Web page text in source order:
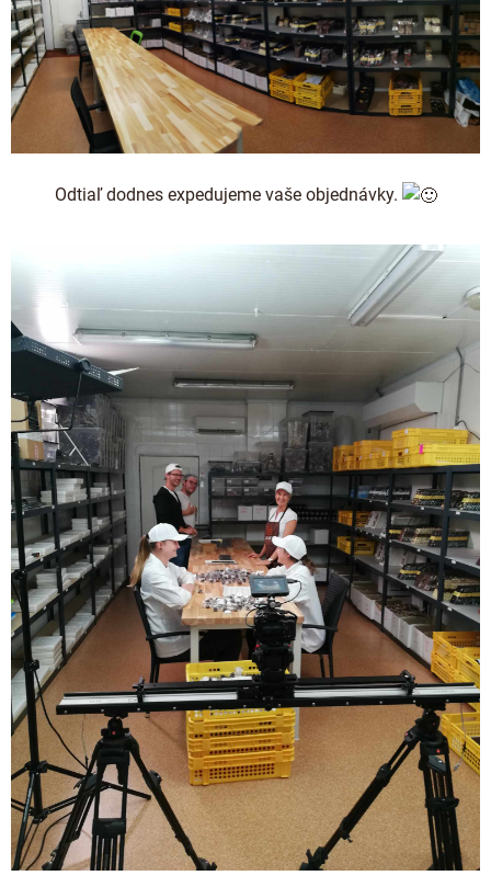
Odtiaľ dodnes expedujeme vaše objednávky.